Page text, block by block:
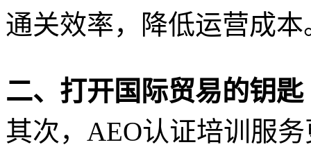
通关效率，降低运营成本
二、打开国际贸易的钥匙
其次，AEO认证培训服